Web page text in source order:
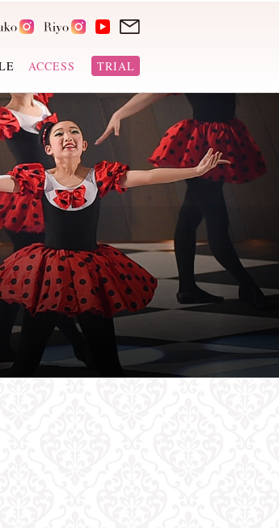
ACCESS TRIAL